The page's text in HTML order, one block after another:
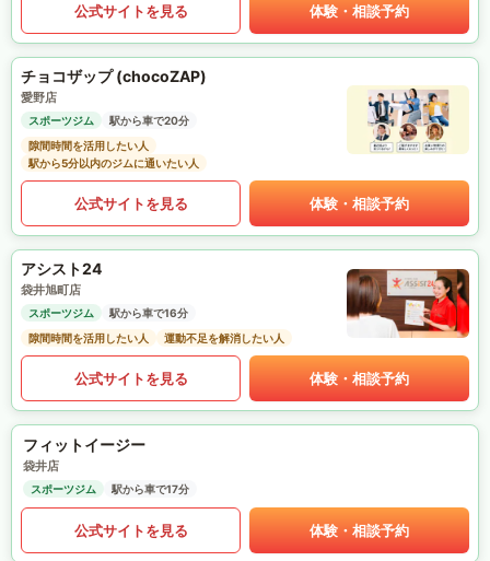
公式サイトを見る 体験・相談予約
チョコザップ (chocoZAP)
愛野店
スポーツジム
駅から車で20分
隙間時間を活用したい人
駅から5分以内のジムに通いたい人
公式サイトを見る 体験・相談予約
アシスト24
袋井旭町店
スポーツジム
駅から車で16分
隙間時間を活用したい人
運動不足を解消したい人
公式サイトを見る 体験・相談予約
フィットイージー
袋井店
スポーツジム 駅から車で17分
公式サイトを見る 体験・相談予約